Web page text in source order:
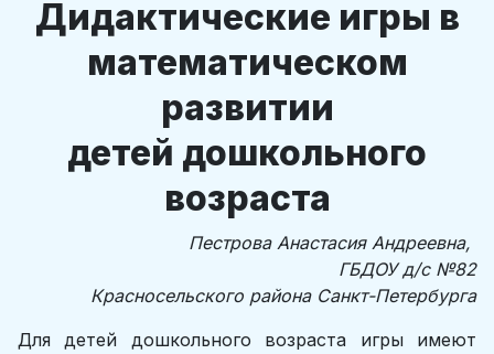
Дидактические игры в
математическом
развитии
детей дошкольного
возраста
Пестрова Анастасия Андреевна,
ГБДОУ д/с №82
Красносельского района Санкт-Петербурга
Для детей дошкольного возраста игры имеют